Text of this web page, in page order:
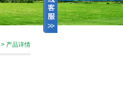
> 产品详情